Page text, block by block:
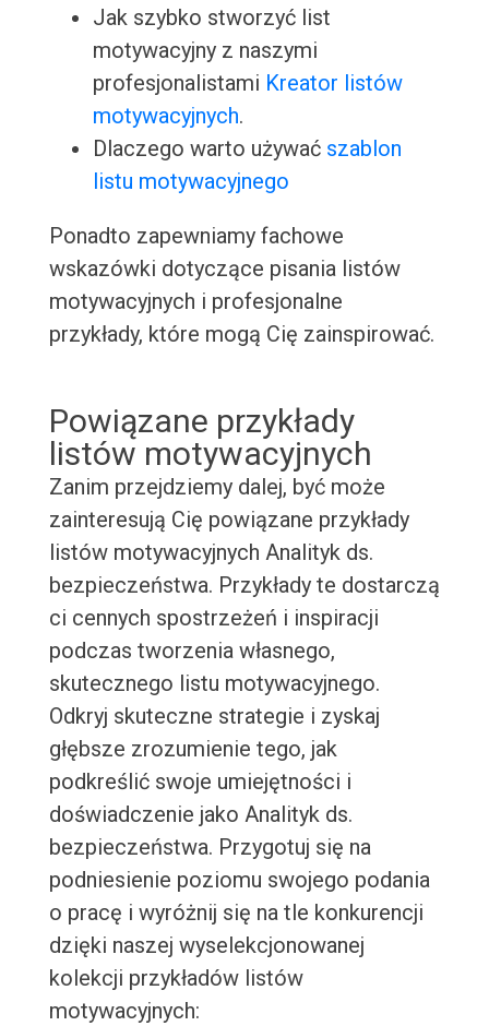
Jak szybko stworzyć list
motywacyjny z naszymi
profesjonalistami Kreator listów
motywacyjnych.
Dlaczego warto używać szablon
listu motywacyjnego
Ponadto zapewniamy fachowe
wskazówki dotyczące pisania listów
motywacyjnych i profesjonalne
przykłady, które mogą Cię zainspirować.
Powiązane przykłady
listów motywacyjnych
Zanim przejdziemy dalej, być może
zainteresują Cię powiązane przykłady
listów motywacyjnych Analityk ds.
bezpieczeństwa. Przykłady te dostarczą
ci cennych spostrzeżeń i inspiracji
podczas tworzenia własnego,
skutecznego listu motywacyjnego.
Odkryj skuteczne strategie i zyskaj
głębsze zrozumienie tego, jak
podkreślić swoje umiejętności i
doświadczenie jako Analityk ds.
bezpieczeństwa. Przygotuj się na
podniesienie poziomu swojego podania
o pracę i wyróżnij się na tle konkurencji
dzięki naszej wyselekcjonowanej
kolekcji przykładów listów
motywacyjnych: